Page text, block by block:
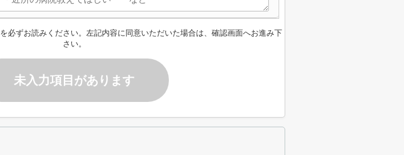
を必ずお読みください。左記内容に同意いただいた場合は、確認画面へお進み下
さい。
未入力項目があります